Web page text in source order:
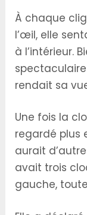
À chaque
l’œil, elle
à l’intérieur.
rendait sa
Une fois la
regardé plus
aurait
avait trois
gauche,